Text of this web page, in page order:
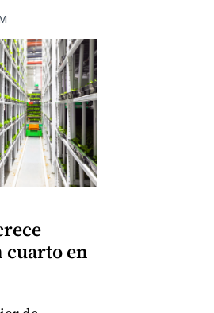
cuarto en